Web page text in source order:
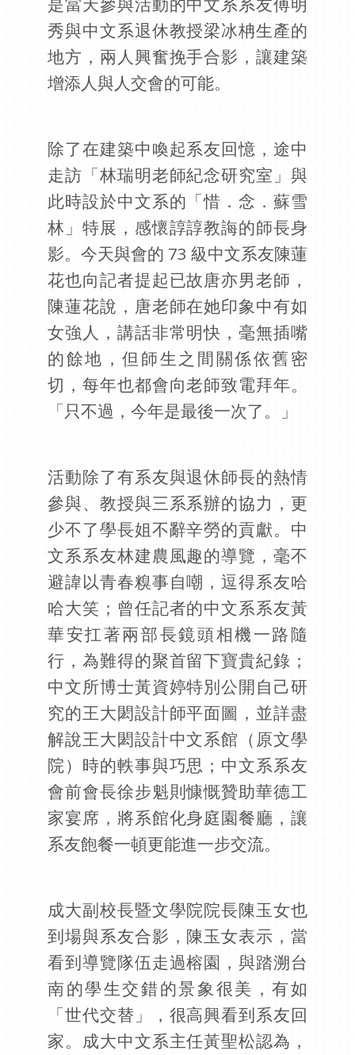
秀與中文系退休教授梁冰柟生產的
地方，兩人興奮挽手合影，讓建築
增添人與人交會的可能。
除了在建築中喚起系友回憶，途中
走訪「林瑞明老師紀念研究室」與
此時設於中文系的「惜．念．蘇雪
林」特展，感懷諄諄教誨的師長身
影。今天與會的 73 級中文系友陳蓮
花也向記者提起已故唐亦男老師，
陳蓮花說，唐老師在她印象中有如
女強人，講話非常明快，毫無插嘴
的餘地，但師生之間關係依舊密
切，每年也都會向老師致電拜年。
「只不過，今年是最後一次了。」
活動除了有系友與退休師長的熱情
參與、教授與三系系辦的協力，更
少不了學長姐不辭辛勞的貢獻。中
文系系友林建農風趣的導覽，毫不
避諱以青春糗事自嘲，逗得系友哈
哈大笑；曾任記者的中文系系友黃
華安扛著兩部長鏡頭相機一路隨
行，為難得的聚首留下寶貴紀錄；
中文所博士黃資婷特別公開自己研
究的王大閎設計師平面圖，並詳盡
解說王大閎設計中文系館（原文學
院）時的軼事與巧思；中文系系友
會前會長徐步魁則慷慨贊助華德工
家宴席，將系館化身庭園餐廳，讓
系友飽餐一頓更能進一步交流。
成大副校長暨文學院院長陳玉女也
到場與系友合影，陳玉女表示，當
看到導覽隊伍走過榕園，與踏溯台
南的學生交錯的景象很美，有如
「世代交替」，很高興看到系友回
家。成大中文系主任黃聖松認為，